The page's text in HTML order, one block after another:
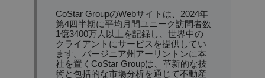
CoStar GroupのWebサイトは、2024年
第4四半期に平均月間ユニーク訪問者数
1億3400万人以上を記録し、世界中の
クライアントにサービスを提供してい
ます。バージニア州アーリントンに本
社を置くCoStar Groupは、革新的な技
術と包括的な市場分析を通じて不動産